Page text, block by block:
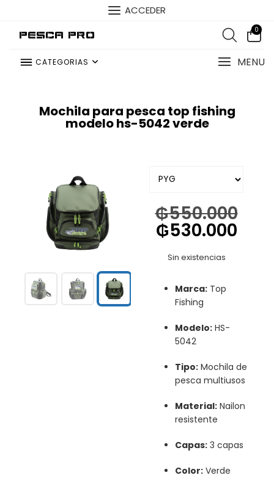
ACCEDER
Pesca Pro 0
CATEGORIAS MENU
Mochila para pesca top fishing
modelo hs-5042 verde
Marca: Top
Fishing
Modelo: HS-
5042
Tipo: Mochila de
pesca multiusos
Material: Nailon
resistente
Capas: 3 capas
Color: Verde
Sin existencias
₲550.000
₲530.000